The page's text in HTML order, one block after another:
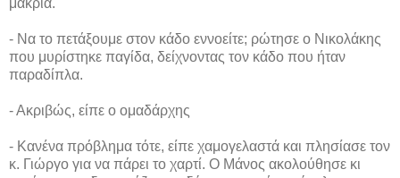
- Να το πετάξουμε στον κάδο εννοείτε; ρώτησε ο Νικολάκης
που μυρίστηκε παγίδα, δείχνοντας τον κάδο που ήταν
παραδίπλα.
- Ακριβώς, είπε ο ομαδάρχης
- Κανένα πρόβλημα τότε, είπε χαμογελαστά και πλησίασε τον
κ. Γιώργο για να πάρει το χαρτί. Ο Μάνος ακολούθησε κι